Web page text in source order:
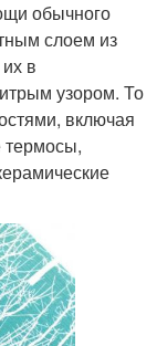
обычного
слоем из
в
узором. То
включая
термосы,